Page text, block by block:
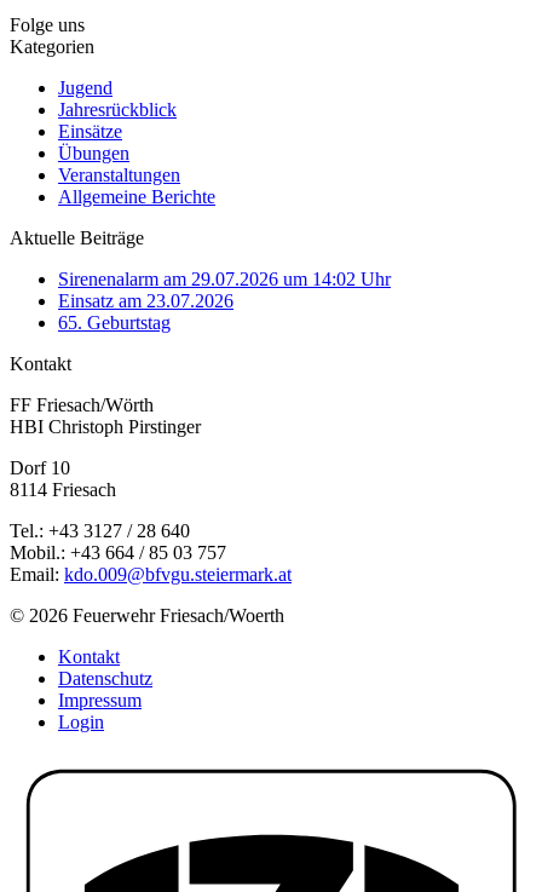
Folge uns
Kategorien
Jugend
Jahresrückblick
Einsätze
Übungen
Veranstaltungen
Allgemeine Berichte
Aktuelle Beiträge
Sirenenalarm am 29.07.2026 um 14:02 Uhr
Einsatz am 23.07.2026
65. Geburtstag
Kontakt
FF Friesach/Wörth
HBI Christoph Pirstinger
Dorf 10
8114 Friesach
Tel.: +43 3127 / 28 640
Mobil.: +43 664 / 85 03 757
Email: kdo.009@bfvgu.steiermark.at
© 2026 Feuerwehr Friesach/Woerth
Kontakt
Datenschutz
Impressum
Login